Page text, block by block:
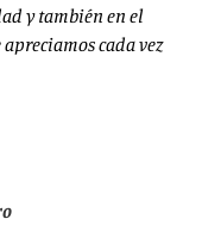
y también en el
cada vez